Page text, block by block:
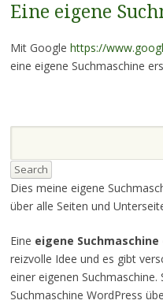
Eine eigene
Mit Google https://
eine eigene Suchmaschine
Dies meine eigene
über alle Seiten und
Eine eigene
reizvolle Idee und es gibt
einer eigenen
Suchmaschine WordPress